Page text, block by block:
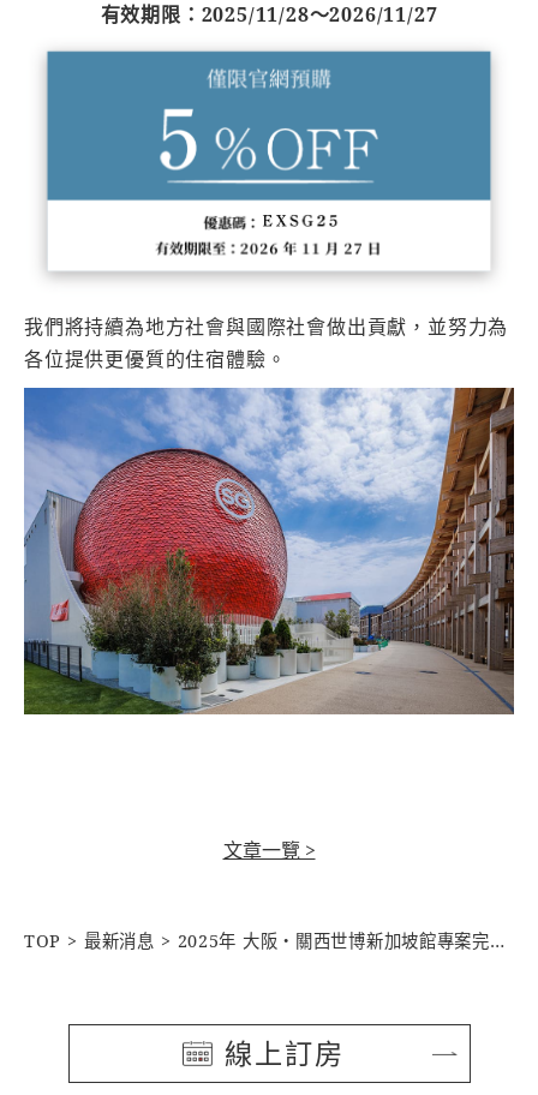
有效期限：2025/11/28～2026/11/27
我們將持續為地方社會與國際社會做出貢獻，並努力為
各位提供更優質的住宿體驗。
文章一覽 >
TOP 最新消息 2025年 大阪・關西世博新加坡館專案完工通知&特別優惠活動
線上訂房